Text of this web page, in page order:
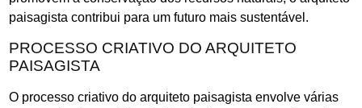
paisagista contribui para um futuro mais sustentável.
PROCESSO CRIATIVO DO ARQUITETO
PAISAGISTA
O processo criativo do arquiteto paisagista envolve várias